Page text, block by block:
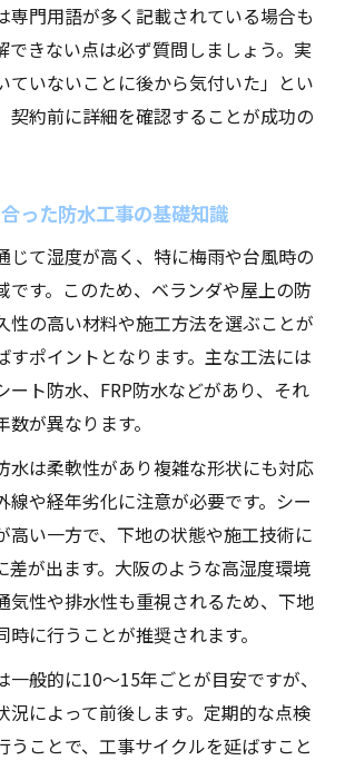
水工事で建物寿命が延びる理由
後の掃除が雨漏り防止に直結
の維持管理と掃除の役割を解説
専門用語が多く記載されている場合も
できない点は必ず質問しましょう。実
ていないことに後から気付いた」とい
契約前に詳細を確認することが成功の
った防水工事の基礎知識
じて湿度が高く、特に梅雨や台風時の
です。このため、ベランダや屋上の防
性の高い材料や施工方法を選ぶことが
すポイントとなります。主な工法には
ート防水、FRP防水などがあり、それ
が異なります。
水は柔軟性があり複雑な形状にも対応
線や経年劣化に注意が必要です。シー
高い一方で、下地の状態や施工技術に
差が出ます。大阪のような高湿度環境
気性や排水性も重視されるため、下地
に行うことが推奨されます。
一般的に10～15年ごとが目安ですが、
況によって前後します。定期的な点検
うことで、工事サイクルを延ばすこと